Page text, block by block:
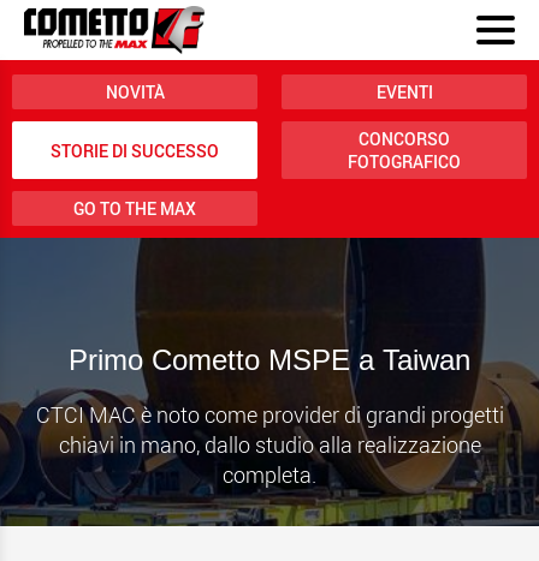
NOVITÀ EVENTI
STORIE DI SUCCESSO
CONCORSO
FOTOGRAFICO
GO TO THE MAX
Primo Cometto MSPE a Taiwan
CTCI MAC è noto come provider di grandi progetti
chiavi in mano, dallo studio alla realizzazione
completa.